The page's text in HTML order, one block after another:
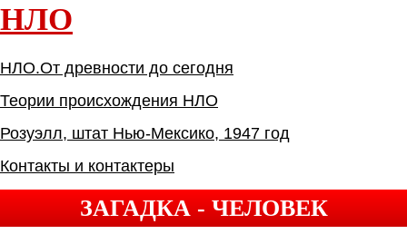
НЛО
НЛО.От древности до сегодня
Теории происхождения НЛО
Розуэлл, штат Нью-Мексико, 1947 год
Контакты и контактеры
ЗАГАДКА - ЧЕЛОВЕК